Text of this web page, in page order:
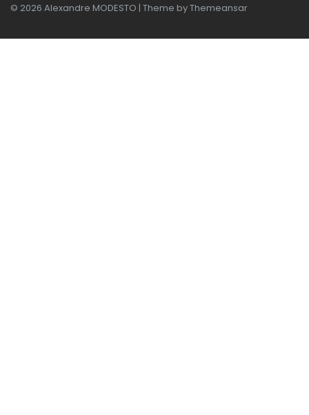
© 2026 Alexandre MODESTO | Theme byThemeansar